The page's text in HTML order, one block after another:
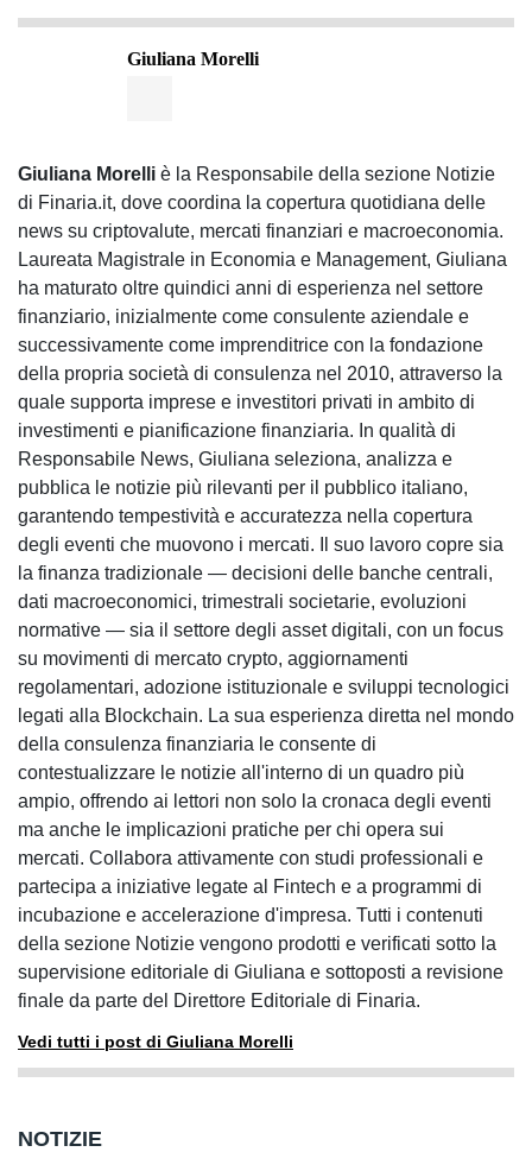
Giuliana Morelli
Giuliana Morelli è la Responsabile della sezione Notizie
di Finaria.it, dove coordina la copertura quotidiana delle
news su criptovalute, mercati finanziari e macroeconomia.
Laureata Magistrale in Economia e Management, Giuliana
ha maturato oltre quindici anni di esperienza nel settore
finanziario, inizialmente come consulente aziendale e
successivamente come imprenditrice con la fondazione
della propria società di consulenza nel 2010, attraverso la
quale supporta imprese e investitori privati in ambito di
investimenti e pianificazione finanziaria. In qualità di
Responsabile News, Giuliana seleziona, analizza e
pubblica le notizie più rilevanti per il pubblico italiano,
garantendo tempestività e accuratezza nella copertura
degli eventi che muovono i mercati. Il suo lavoro copre sia
la finanza tradizionale — decisioni delle banche centrali,
dati macroeconomici, trimestrali societarie, evoluzioni
normative — sia il settore degli asset digitali, con un focus
su movimenti di mercato crypto, aggiornamenti
regolamentari, adozione istituzionale e sviluppi tecnologici
legati alla Blockchain. La sua esperienza diretta nel mondo
della consulenza finanziaria le consente di
contestualizzare le notizie all'interno di un quadro più
ampio, offrendo ai lettori non solo la cronaca degli eventi
ma anche le implicazioni pratiche per chi opera sui
mercati. Collabora attivamente con studi professionali e
partecipa a iniziative legate al Fintech e a programmi di
incubazione e accelerazione d'impresa. Tutti i contenuti
della sezione Notizie vengono prodotti e verificati sotto la
supervisione editoriale di Giuliana e sottoposti a revisione
finale da parte del Direttore Editoriale di Finaria.
Vedi tutti i post di Giuliana Morelli
NOTIZIE